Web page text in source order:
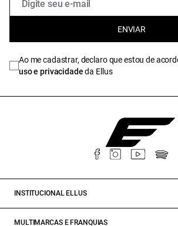
ENVIAR
Ao me cadastrar, declaro que estou de
uso e privacidadeda Ellus
INSTITUCIONAL ELLUS
MULTIMARCAS E FRANQUIAS